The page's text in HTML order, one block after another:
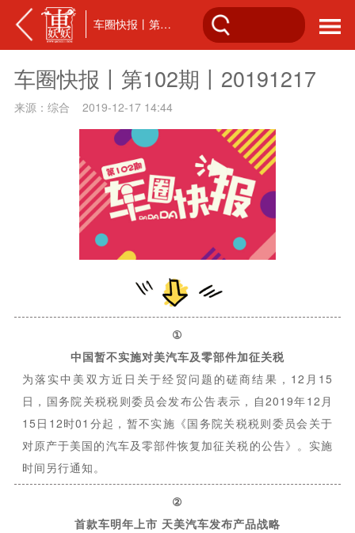
车圈快报丨第102期丨20191217
车圈快报丨第102期丨20191217
来源：综合 2019-12-17 14:44
①
中国暂不实施对美汽车及零部件加征关税
为落实中美双方近日关于经贸问题的磋商结果，12月15
日，国务院关税税则委员会发布公告表示，自2019年12月
15日12时01分起，暂不实施《国务院关税税则委员会关于
对原产于美国的汽车及零部件恢复加征关税的公告》。实施
时间另行通知。
②
首款车明年上市 天美汽车发布产品战略